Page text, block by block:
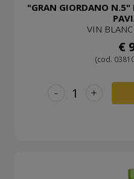
"GRAN GIORDANO N.5"
VIN
€
(cod.
+
-